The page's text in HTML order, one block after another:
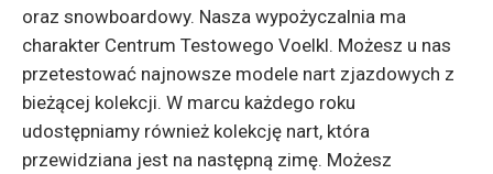
oraz snowboardowy. Nasza wypożyczalnia ma
charakter Centrum Testowego Voelkl. Możesz u nas
przetestować najnowsze modele nart zjazdowych z
bieżącej kolekcji. W marcu każdego roku
udostępniamy również kolekcję nart, która
przewidziana jest na następną zimę. Możesz